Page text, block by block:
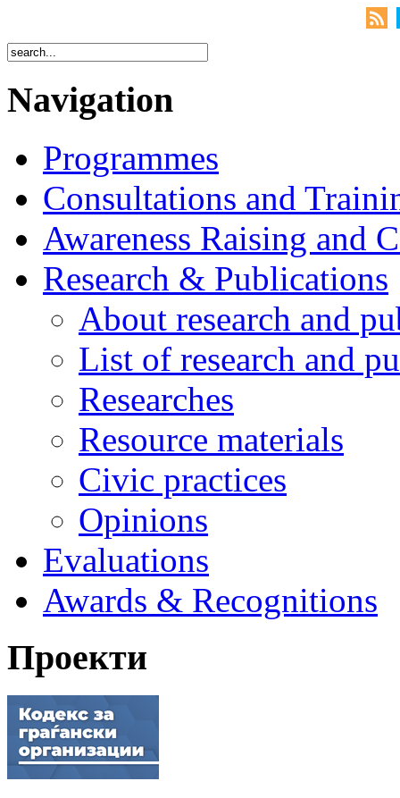
Navigation
Programmes
Consultations and
Awareness Raising and
Research & Publications
About research and
List of research and
Researches
Resource materials
Civic practices
Opinions
Evaluations
Awards & Recognitions
Проекти